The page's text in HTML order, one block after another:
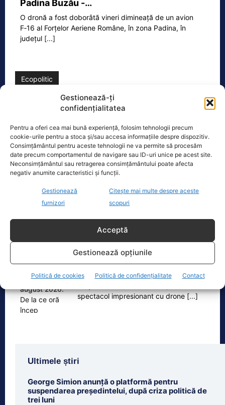
Gestionează-ți
confidențialitatea
Pentru a oferi cea mai bună experiență, folosim tehnologii precum
cookie-urile pentru a stoca și/sau accesa informațiile despre dispozitiv.
Consimțământul pentru aceste tehnologii ne va permite să procesăm
date precum comportamentul de navigare sau ID-uri unice pe acest site.
Neconsimțământul sau retragerea consimțământului poate afecta
negativ anumite caracteristici și funcții.
Gestionează
furnizori
Citește mai multe despre aceste
scopuri
Acceptă
Gestionează opțiunile
Politică de cookies Politică de confidențialitate Contact
Padina Buzău -…
O dronă a fost doborâtă vineri dimineață de un avion
F‑16 al Forțelor Aeriene Române, în zona Padina, în
județul [...]
Ecopolitic
Cristoiu: Bolojan, Fritz, Kelemen au tot
interesul să blocheze formarea unui…
Ion Cristoiu a lansat, miercuri seară, în
direct la Realitatea PLUS, un atac dur
la adresa lui Ilie Bolojan și[...]
Zilele Ploieștiului, organizate în
perioada 7-9 august, aduc în centrul
spectacol impresionant cu drone[...]
Ultimele știri
George Simion anunță o platformă pentru
suspendarea președintelui, după criza politică de
trei luni